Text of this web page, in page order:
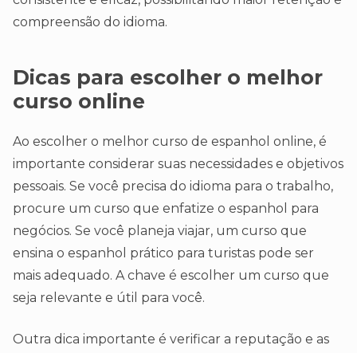
compreensão do idioma.
Dicas para escolher o melhor
curso online
Ao escolher o melhor curso de espanhol online, é
importante considerar suas necessidades e objetivos
pessoais. Se você precisa do idioma para o trabalho,
procure um curso que enfatize o espanhol para
negócios. Se você planeja viajar, um curso que
ensina o espanhol prático para turistas pode ser
mais adequado. A chave é escolher um curso que
seja relevante e útil para você.
Outra dica importante é verificar a reputação e as